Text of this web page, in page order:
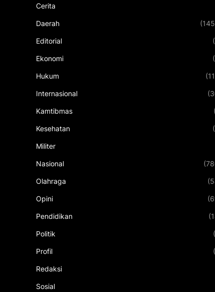
Cerita
Daerah
Editorial
Ekonomi
Hukum
Internasional
Kamtibmas
Kesehatan
Militer
Nasional
Olahraga
Opini
Pendidikan
Politik
Profil
Redaksi
Sosial